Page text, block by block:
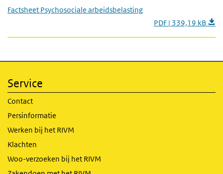
Factsheet Psychosociale arbeidsbelasting
PDF | 339,19 kB
Service
Contact
Persinformatie
Werken bij het RIVM
Klachten
Woo-verzoeken bij het RIVM